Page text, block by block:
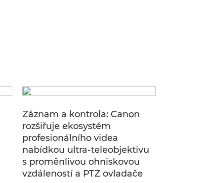
Záznam a kontrola: Canon
rozšiřuje ekosystém
profesionálního videa
nabídkou ultra-teleobjektivu
s proměnlivou ohniskovou
vzdáleností a PTZ ovladače